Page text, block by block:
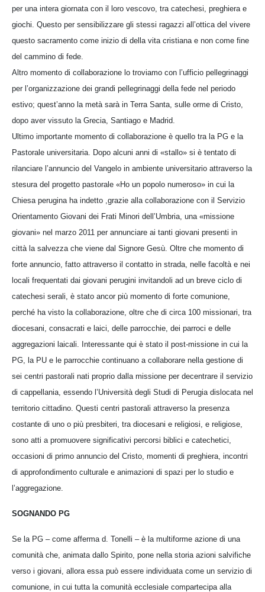
per una intera giornata con il loro vescovo, tra catechesi, preghiera e
giochi. Questo per sensibilizzare gli stessi ragazzi all’ottica del vivere
questo sacramento come inizio di della vita cristiana e non come fine
del cammino di fede.
Altro momento di collaborazione lo troviamo con l’ufficio pellegrinaggi
per l’organizzazione dei grandi pellegrinaggi della fede nel periodo
estivo; quest’anno la metà sarà in Terra Santa, sulle orme di Cristo,
dopo aver vissuto la Grecia, Santiago e Madrid.
Ultimo importante momento di collaborazione è quello tra la PG e la
Pastorale universitaria. Dopo alcuni anni di «stallo» si è tentato di
rilanciare l’annuncio del Vangelo in ambiente universitario attraverso la
stesura del progetto pastorale «Ho un popolo numeroso» in cui la
Chiesa perugina ha indetto ,grazie alla collaborazione con il Servizio
Orientamento Giovani dei Frati Minori dell’Umbria, una «missione
giovani» nel marzo 2011 per annunciare ai tanti giovani presenti in
città la salvezza che viene dal Signore Gesù. Oltre che momento di
forte annuncio, fatto attraverso il contatto in strada, nelle facoltà e nei
locali frequentati dai giovani perugini invitandoli ad un breve ciclo di
catechesi serali, è stato ancor più momento di forte comunione,
perché ha visto la collaborazione, oltre che di circa 100 missionari, tra
diocesani, consacrati e laici, delle parrocchie, dei parroci e delle
aggregazioni laicali. Interessante qui è stato il post-missione in cui la
PG, la PU e le parrocchie continuano a collaborare nella gestione di
sei centri pastorali nati proprio dalla missione per decentrare il servizio
di cappellania, essendo l’Università degli Studi di Perugia dislocata nel
territorio cittadino. Questi centri pastorali attraverso la presenza
costante di uno o più presbiteri, tra diocesani e religiosi, e religiose,
sono atti a promuovere significativi percorsi biblici e catechetici,
occasioni di primo annuncio del Cristo, momenti di preghiera, incontri
di approfondimento culturale e animazioni di spazi per lo studio e
l’aggregazione.
SOGNANDO PG
Se la PG – come afferma d. Tonelli – è la multiforme azione di una
comunità che, animata dallo Spirito, pone nella storia azioni salvifiche
verso i giovani, allora essa può essere individuata come un servizio di
comunione, in cui tutta la comunità ecclesiale compartecipa alla